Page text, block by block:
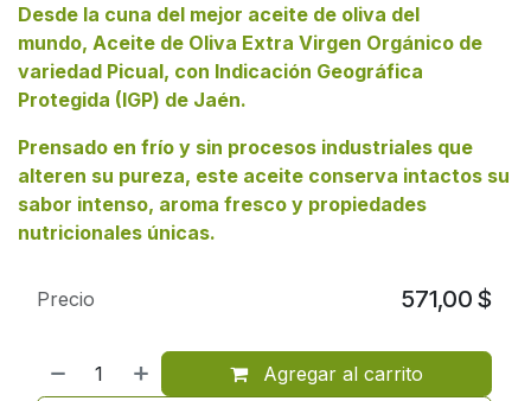
Desde la cuna del mejor aceite de oliva del
mundo, Aceite de Oliva Extra Virgen Orgánico de
variedad Picual, con Indicación Geográfica
Protegida (IGP) de Jaén.
Prensado en frío y sin procesos industriales que
alteren su pureza, este aceite conserva intactos su
sabor intenso, aroma fresco y propiedades
nutricionales únicas.
Agregar al carrito
Precio 571,00 $